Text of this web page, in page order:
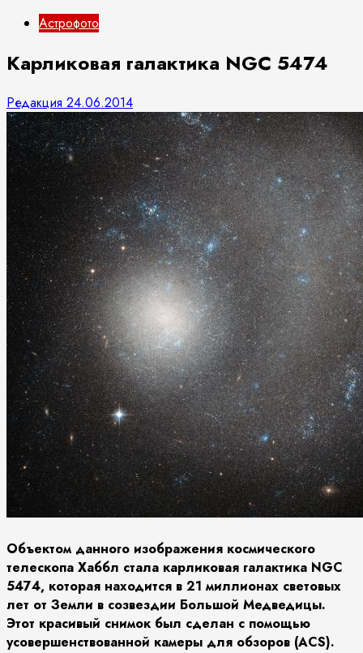
Астрофото
Карликовая галактика NGC 5474
Редакция 24.06.2014
Объектом данного изображения космического
телескопа Хаббл стала карликовая галактика NGC
5474, которая находится в 21 миллионах световых
лет от Земли в созвездии Большой Медведицы.
Этот красивый снимок был сделан с помощью
усовершенствованной камеры для обзоров (ACS).